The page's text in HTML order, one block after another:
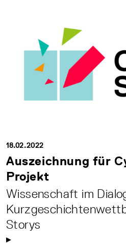
18.02.2022
Auszeichnung für
Projekt
Wissenschaft im
Storys